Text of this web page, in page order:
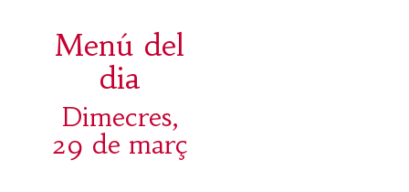
Menú del
dia
Dimecres,
29 de març